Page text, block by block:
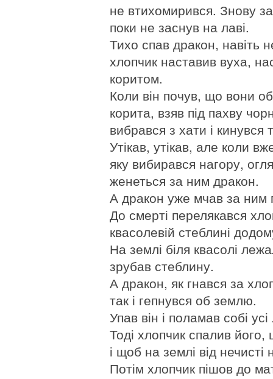
не втихомирився. Знову
поки не заснув на лаві.
Тихо спав дракон, навіть
хлопчик наставив вуха,
коритом.
Коли він почув, що вони
корита, взяв під пахву
вибрався з хати і кинувся
Утікав, утікав, але коли
яку вибирався нагору,
женеться за ним дракон.
А дракон уже мчав за ним
До смерті перелякався
квасолевій стеблині
На землі біля квасолі
зрубав стеблину.
А дракон, як гнався за
так і гепнувся об землю.
Упав він і поламав собі
Тоді хлопчик спалив
і щоб на землі від
Потім хлопчик пішов до